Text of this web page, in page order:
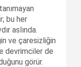
bu her
aslında.
ve çaresizliğin
devrimciler de
görür.